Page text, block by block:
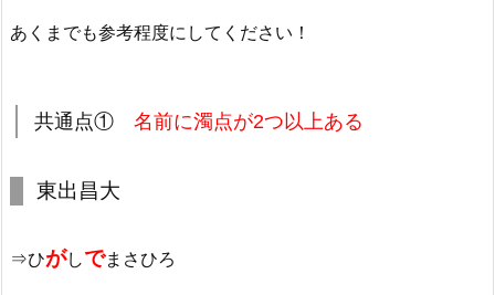
あくまでも参考程度にしてください！
共通点① 名前に濁点が2つ以上ある
東出昌大
⇒ひがしでまさひろ